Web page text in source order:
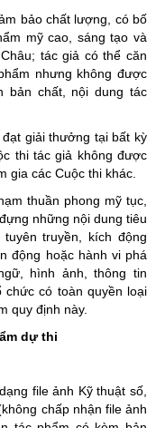
bảo chất lượng, có bố
mỹ cao, sáng tạo và
tác giả có thể căn
nhưng không được
bản chất, nội dung tác
giải thưởng tại bất kỳ
thi tác giả không được
gia các Cuộc thi khác.
thuần phong mỹ tục,
những nội dung tiêu
truyền, kích động
động hoặc hành vi phá
hình ảnh, thông tin
chức có toàn quyền loại
quy định này.
dự thi
file ảnh Kỹ thuật số,
chấp nhận file ảnh